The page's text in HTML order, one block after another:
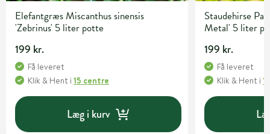
Elefantgræs Miscanthus sinensis
'Zebrinus' 5 liter potte
199 kr.
Få leveret
Klik & Hent i 15 centre
Læg i kurv
Staudehirse
Metal' 5 liter
199 kr.
Få leveret
Klik & Hent i